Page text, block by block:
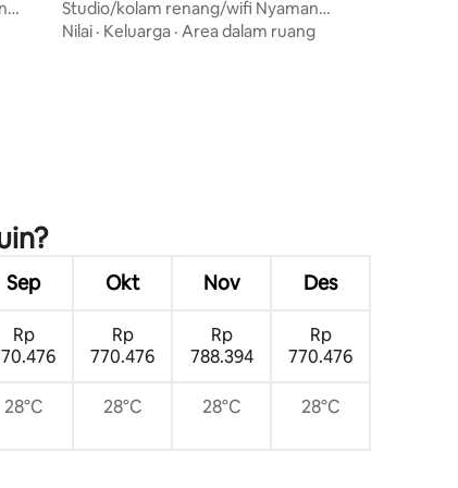
ity
Studio/kolam renang/wifi Nyaman
Bergaya
Nilai · Keluarga · Area dalam ruang
Sep Okt Nov Des
Rp
Rp
770.476
Rp
788.394
Rp
770.476
28°C 28°C 28°C 28°C